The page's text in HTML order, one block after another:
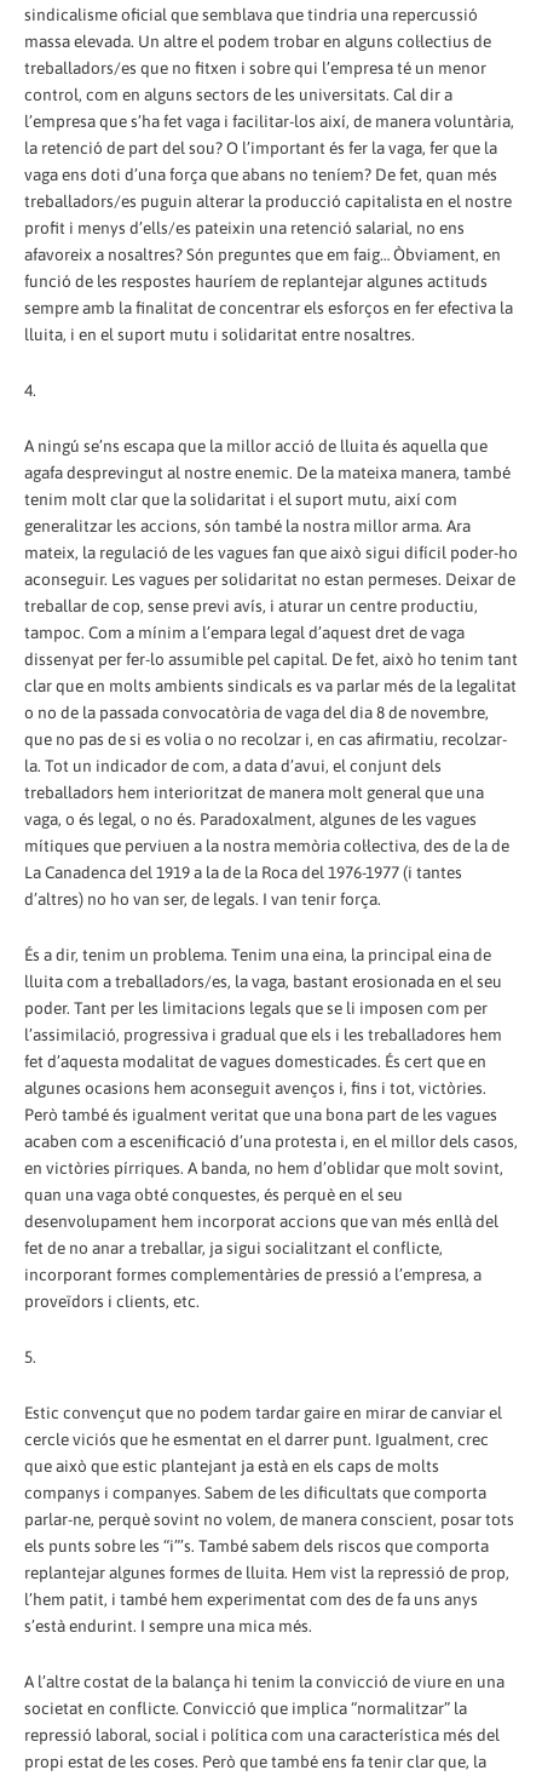
sindicalisme oficial que semblava que tindria una repercussió
massa elevada. Un altre el podem trobar en alguns col·lectius de
treballadors/es que no fitxen i sobre qui l’empresa té un menor
control, com en alguns sectors de les universitats. Cal dir a
l’empresa que s’ha fet vaga i facilitar-los així, de manera voluntària,
la retenció de part del sou? O l’important és fer la vaga, fer que la
vaga ens doti d’una força que abans no teníem? De fet, quan més
treballadors/es puguin alterar la producció capitalista en el nostre
profit i menys d’ells/es pateixin una retenció salarial, no ens
afavoreix a nosaltres? Són preguntes que em faig… Òbviament, en
funció de les respostes hauríem de replantejar algunes actituds
sempre amb la finalitat de concentrar els esforços en fer efectiva la
lluita, i en el suport mutu i solidaritat entre nosaltres.
4.
A ningú se’ns escapa que la millor acció de lluita és aquella que
agafa desprevingut al nostre enemic. De la mateixa manera, també
tenim molt clar que la solidaritat i el suport mutu, així com
generalitzar les accions, són també la nostra millor arma. Ara
mateix, la regulació de les vagues fan que això sigui difícil poder-ho
aconseguir. Les vagues per solidaritat no estan permeses. Deixar de
treballar de cop, sense previ avís, i aturar un centre productiu,
tampoc. Com a mínim a l’empara legal d’aquest dret de vaga
dissenyat per fer-lo assumible pel capital. De fet, això ho tenim tant
clar que en molts ambients sindicals es va parlar més de la legalitat
o no de la passada convocatòria de vaga del dia 8 de novembre,
que no pas de si es volia o no recolzar i, en cas afirmatiu, recolzar-
la. Tot un indicador de com, a data d’avui, el conjunt dels
treballadors hem interioritzat de manera molt general que una
vaga, o és legal, o no és. Paradoxalment, algunes de les vagues
mítiques que perviuen a la nostra memòria col·lectiva, des de la de
La Canadenca del 1919 a la de la Roca del 1976-1977 (i tantes
d’altres) no ho van ser, de legals. I van tenir força.
És a dir, tenim un problema. Tenim una eina, la principal eina de
lluita com a treballadors/es, la vaga, bastant erosionada en el seu
poder. Tant per les limitacions legals que se li imposen com per
l’assimilació, progressiva i gradual que els i les treballadores hem
fet d’aquesta modalitat de vagues domesticades. És cert que en
algunes ocasions hem aconseguit avenços i, fins i tot, victòries.
Però també és igualment veritat que una bona part de les vagues
acaben com a escenificació d’una protesta i, en el millor dels casos,
en victòries pírriques. A banda, no hem d’oblidar que molt sovint,
quan una vaga obté conquestes, és perquè en el seu
desenvolupament hem incorporat accions que van més enllà del
fet de no anar a treballar, ja sigui socialitzant el conflicte,
incorporant formes complementàries de pressió a l’empresa, a
proveïdors i clients, etc.
5.
Estic convençut que no podem tardar gaire en mirar de canviar el
cercle viciós que he esmentat en el darrer punt. Igualment, crec
que això que estic plantejant ja està en els caps de molts
companys i companyes. Sabem de les dificultats que comporta
parlar-ne, perquè sovint no volem, de manera conscient, posar tots
els punts sobre les “i”’s. També sabem dels riscos que comporta
replantejar algunes formes de lluita. Hem vist la repressió de prop,
l’hem patit, i també hem experimentat com des de fa uns anys
s’està endurint. I sempre una mica més.
A l’altre costat de la balança hi tenim la convicció de viure en una
societat en conflicte. Convicció que implica “normalitzar” la
repressió laboral, social i política com una característica més del
propi estat de les coses. Però que també ens fa tenir clar que, la